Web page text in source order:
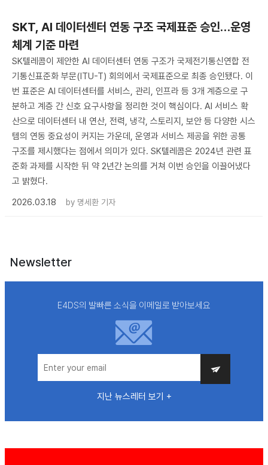
SKT, AI 데이터센터 연동 구조 국제표준 승인…운영
체계 기준 마련
SK텔레콤이 제안한 AI 데이터센터 연동 구조가 국제전기통신연합 전
기통신표준화 부문(ITU-T) 회의에서 국제표준으로 최종 승인됐다. 이
번 표준은 AI 데이터센터를 서비스, 관리, 인프라 등 3개 계층으로 구
분하고 계층 간 신호 요구사항을 정리한 것이 핵심이다. AI 서비스 확
산으로 데이터센터 내 연산, 전력, 냉각, 스토리지, 보안 등 다양한 시스
템의 연동 중요성이 커지는 가운데, 운영과 서비스 제공을 위한 공통
구조를 제시했다는 점에서 의미가 있다. SK텔레콤은 2024년 관련 표
준화 과제를 시작한 뒤 약 2년간 논의를 거쳐 이번 승인을 이끌어냈다
고 밝혔다.
2026.03.18
by 명세환 기자
Newsletter
E4DS의 발빠른 소식을 이메일로 받아보세요
지난 뉴스레터 보기 +